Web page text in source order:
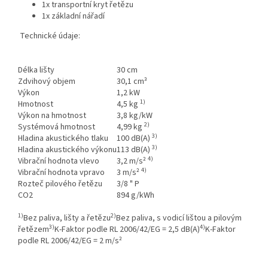
1x transportní kryt řetězu
1x základní nářadí
Technické údaje:
Délka lišty
30 cm
Zdvihový objem
30,1 cm³
Výkon
1,2 kW
Hmotnost
4,5 kg 1)
Výkon na hmotnost
3,8 kg/kW
Systémová hmotnost
4,99 kg 2)
Hladina akustického tlaku 100 dB(A) 3)
Hladina akustického výkonu113 dB(A) 3)
Vibrační hodnota vlevo 3,2 m/s² 4)
Vibrační hodnota vpravo 3 m/s² 4)
Rozteč pilového řetězu
3/8 " P
CO2
894 g/kWh
1)Bez paliva, lišty a řetězu2)Bez paliva, s vodicí lištou a pilovým
řetězem3)K-Faktor podle RL 2006/42/EG = 2,5 dB(A)4)K-Faktor
podle RL 2006/42/EG = 2 m/s²